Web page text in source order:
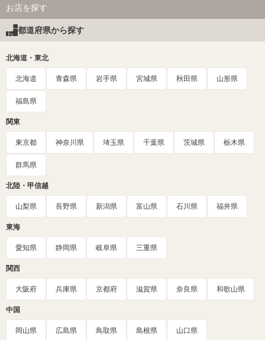
お店を探す
都道府県から探す
北海道・東北
北海道 青森県 岩手県 宮城県 秋田県 山形県
福島県
関東
東京都 神奈川県 埼玉県 千葉県 茨城県 栃木県
群馬県
北陸・甲信越
山梨県 長野県 新潟県 富山県 石川県 福井県
東海
愛知県 静岡県 岐阜県 三重県
関西
大阪府 兵庫県 京都府 滋賀県 奈良県 和歌山県
中国
岡山県 広島県 鳥取県 島根県 山口県